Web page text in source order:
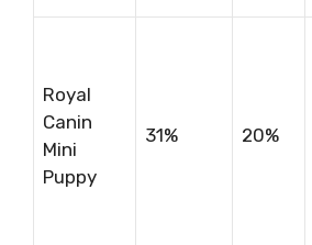
Royal
Canin
Mini
Puppy
31% 20%